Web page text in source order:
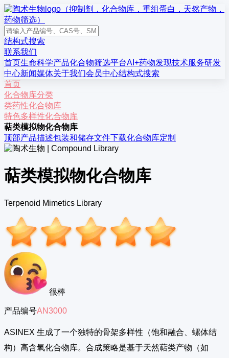
结构式搜索
联系我们
首页生命科学产品化合物筛选平台AI+药物发现技术服务研发
中心新闻媒体关于我们会员中心结构式搜索
首页
化合物库分类
类药性化合物库
特色多样性化合物库
萜类模拟物化合物库
顶部产品描述包装和储存文件下载化合物库定制
萜类模拟物化合物库
Terpenoid Mimetics Library
很棒
产品编号AN3000
ASINEX 生成了一个独特的骨架多样性（饱和融合、螺体结
构）高含氧化合物库。合成策略是基于天然萜类产物（如